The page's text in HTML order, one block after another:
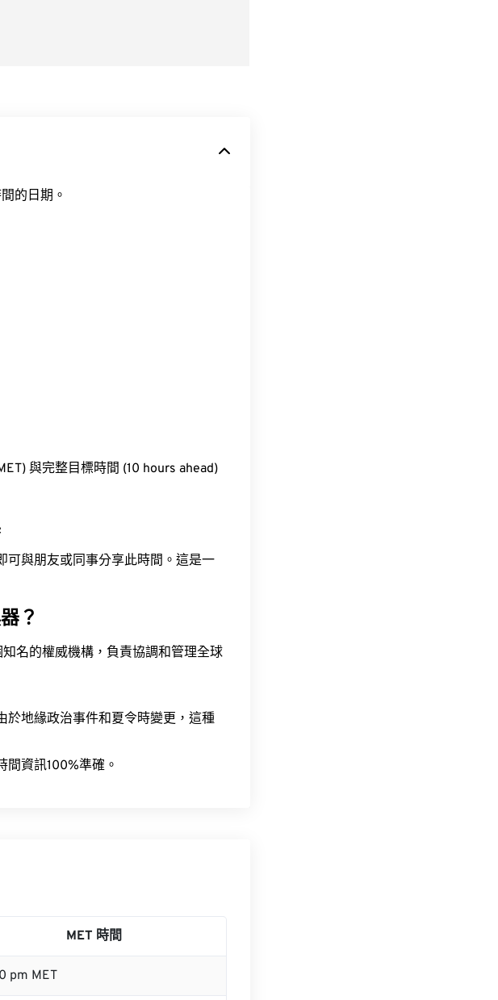
的日期。
與完整目標時間 (10 hours ahead)
可與朋友或同事分享此時間。這是一
？
名的權威機構，負責協調和管理全球
於地緣政治事件和夏令時變更，這種
資訊100%準確。
MET 時間
pm MET